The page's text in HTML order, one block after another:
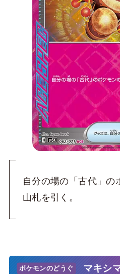
自分の場の「古代」の
山札を引く。
マキシ